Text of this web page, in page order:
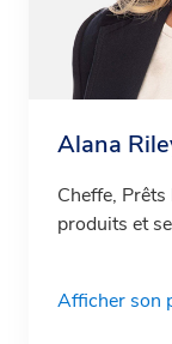
Alana
Cheffe,
produits et
Afficher son